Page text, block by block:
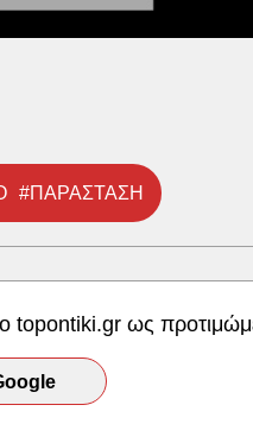
#ΠΑΡΑΣΤΑΣΗ
topontiki.gr ως